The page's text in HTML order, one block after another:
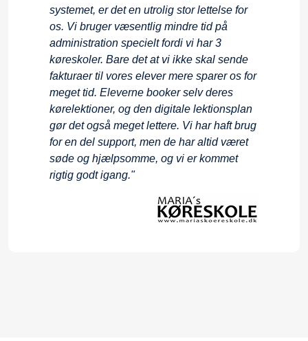
måneder kørte det. Go n’ Drive sparer mig
for rigtig meget administrationstid, og jeg
har ingen dårlige betalere på min
køreskole :)"